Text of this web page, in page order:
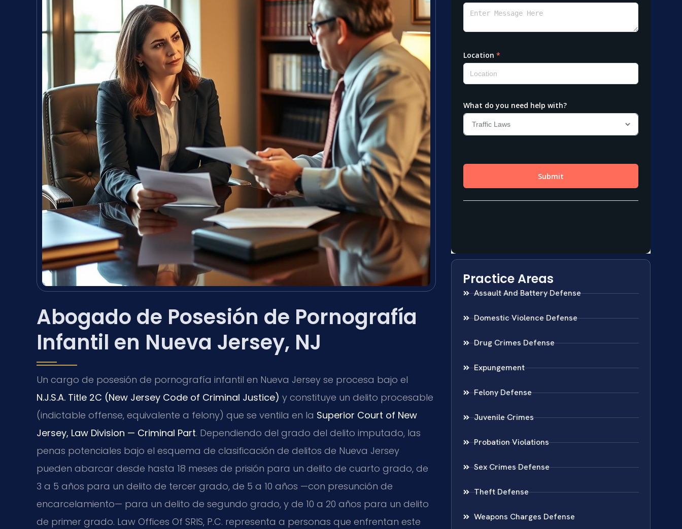
Abogado de Posesión de Pornografía
Infantil en Nueva Jersey, NJ
Un cargo de posesión de pornografía infantil en Nueva Jersey se procesa bajo el
N.J.S.A. Title 2C (New Jersey Code of Criminal Justice) y constituye un delito procesable
(indictable offense, equivalente a felony) que se ventila en la Superior Court of New
Jersey, Law Division — Criminal Part. Dependiendo del grado del delito imputado, las
penas potenciales bajo el esquema de clasificación de delitos de Nueva Jersey
pueden abarcar desde hasta 18 meses de prisión para un delito de cuarto grado, de
3 a 5 años para un delito de tercer grado, de 5 a 10 años —con presunción de
encarcelamiento— para un delito de segundo grado, y de 10 a 20 años para un delito
de primer grado. Law Offices Of SRIS, P.C. representa a personas que enfrentan este
Practice Areas
Assault And Battery Defense
Domestic Violence Defense
Drug Crimes Defense
Expungement
Felony Defense
Juvenile Crimes
Probation Violations
Sex Crimes Defense
Theft Defense
Weapons Charges Defense